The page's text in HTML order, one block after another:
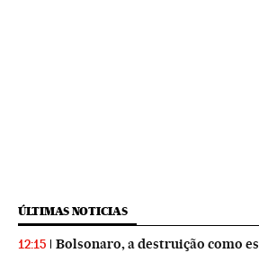
ÚLTIMAS NOTICIAS
12:15 Bolsonaro, a destruição como